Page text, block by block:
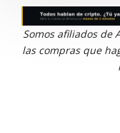
Somos afiliados de
las compras que